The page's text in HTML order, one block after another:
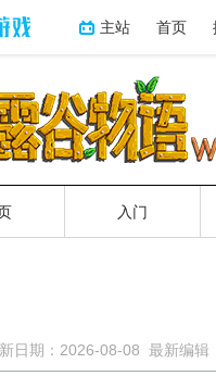
主站 首页
入门
日期： 2026-08-08 最新编辑